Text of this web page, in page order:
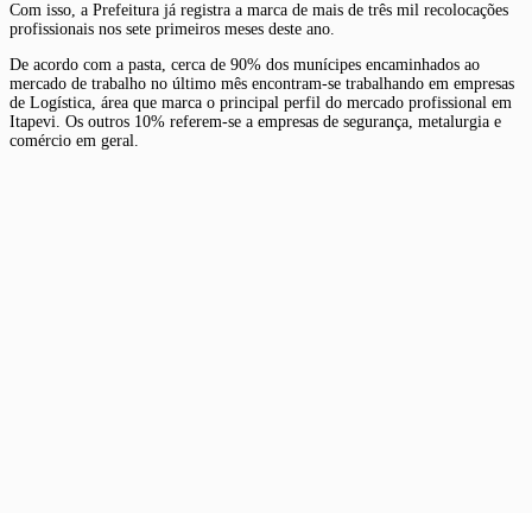
Com isso, a Prefeitura já registra a marca de mais de três mil recolocações
profissionais nos sete primeiros meses deste ano.
De acordo com a pasta, cerca de 90% dos munícipes encaminhados ao
mercado de trabalho no último mês encontram-se trabalhando em empresas
de Logística, área que marca o principal perfil do mercado profissional em
Itapevi. Os outros 10% referem-se a empresas de segurança, metalurgia e
comércio em geral.